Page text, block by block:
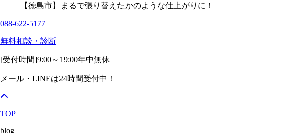
【徳島市】まるで張り替えたかのような仕上がりに！
088-622-5177
無料相談・診断
[受付時間]9:00～19:00年中無休
メール・LINEは24時間受付中！
TOP
blog